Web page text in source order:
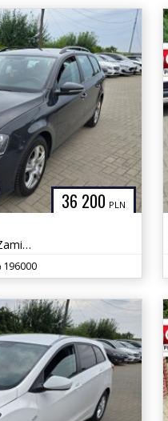
36 200 PLN
2,0 TDI 140 KM GWARANCJA Zamiana Zarejestrowany
196000